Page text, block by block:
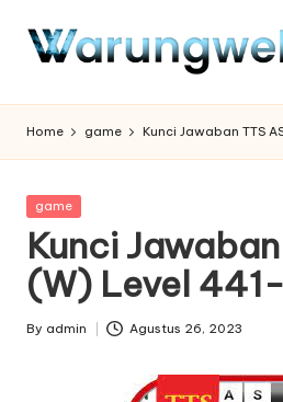
Home game Kunci Jawaban TTS
Posted
game
Kunci
(W) Level
Posted
By admin Agustus 26, 2023